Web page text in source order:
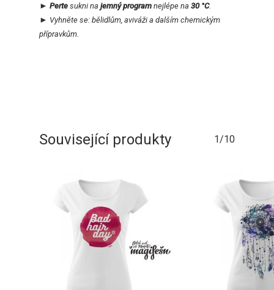
► Perte sukni na jemný program nejlépe na 30 °C.
► Vyhněte se: bělidlům, aviváži a dalším chemickým
přípravkům.
Související produkty 1/10